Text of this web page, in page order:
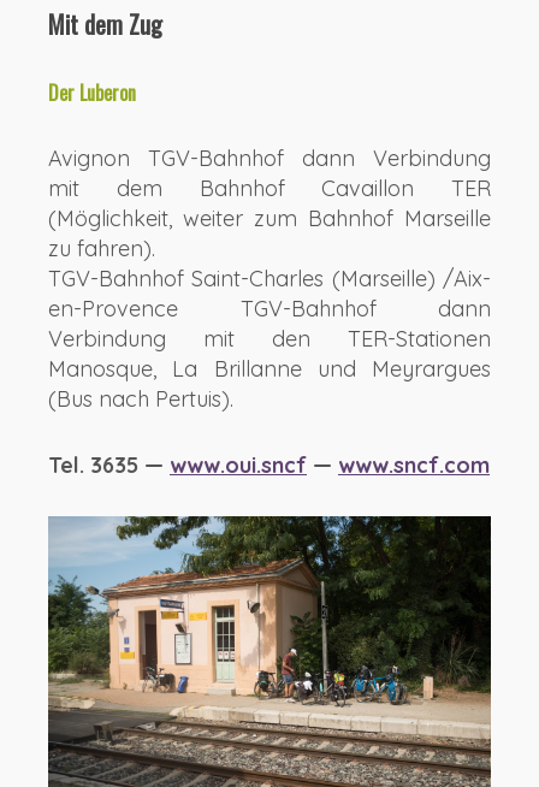
Mit dem Zug
Der Luberon
Avignon TGV-Bahnhof dann Verbindung
mit dem Bahnhof Cavaillon TER
(Möglichkeit, weiter zum Bahnhof Marseille
zu fahren).
TGV-Bahnhof Saint-Charles (Marseille) /Aix-
en-Provence TGV-Bahnhof dann
Verbindung mit den TER-Stationen
Manosque, La Brillanne und Meyrargues
(Bus nach Pertuis).
Tel. 3635 — www.oui.sncf — www.sncf.com